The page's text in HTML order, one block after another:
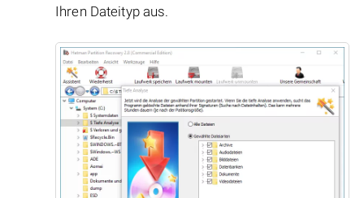
Ihren Dateityp aus.